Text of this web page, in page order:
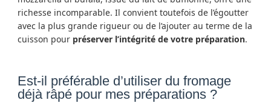
richesse incomparable. Il convient toutefois de l’égoutter
avec la plus grande rigueur ou de l’ajouter au terme de la
cuisson pour préserver l’intégrité de votre préparation.
Est-il préférable d’utiliser du fromage
déjà râpé pour mes préparations ?